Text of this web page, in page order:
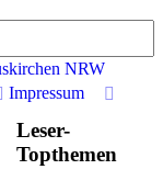
NRW
Impressum
Leser-
Topthemen